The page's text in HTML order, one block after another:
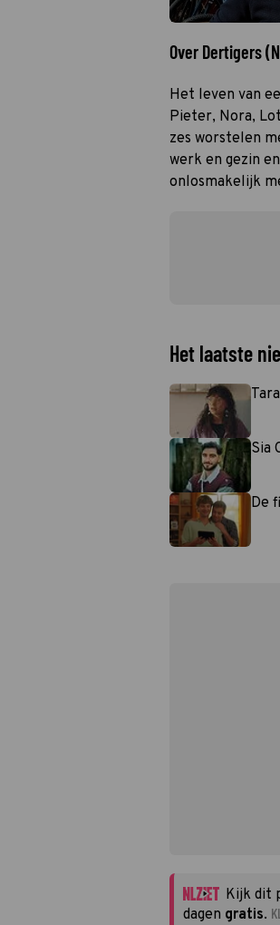
Over Dertigers
Het leven van
Pieter, Nora,
zes worstelen
werk en gezin
onlosmakelijk
Het laatste
Sia
De
Kijk dit
dagen gratis.